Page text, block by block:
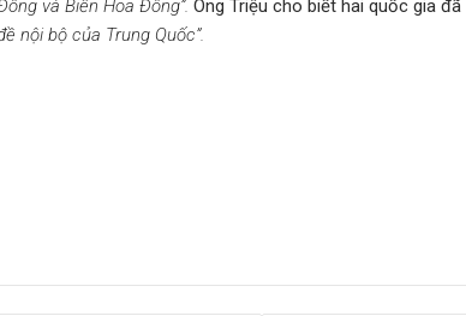
và Biển Hoa Đông”. Ông Triệu cho biết hai quốc gia đã
nội bộ của Trung Quốc”.